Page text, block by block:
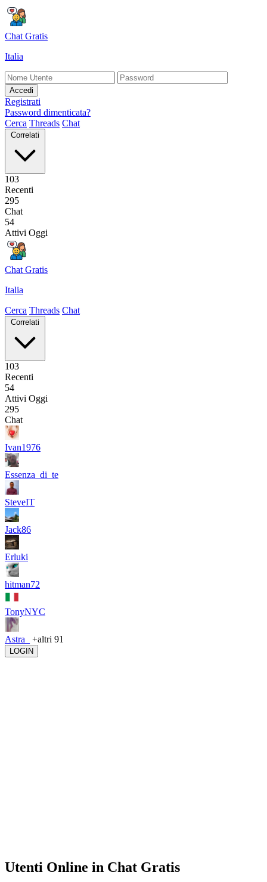
Chat Gratis
Italia
Accedi
Registrati
Password dimenticata?
Cerca Threads Chat
103
Recenti
295
Chat
54
Attivi Oggi
Chat Gratis
Italia
Cerca Threads Chat
103
Recenti
54
Attivi Oggi
295
Chat
Ivan1976
Essenza_di_te
SteveIT
Jack86
Erluki
hitman72
TonyNYC
Astra_ +altri 91
LOGIN
Utenti Online in Chat Gratis